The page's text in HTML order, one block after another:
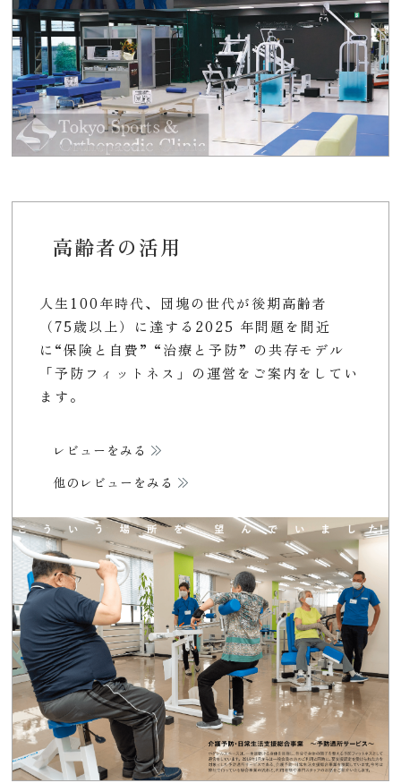
高齢者の活用
人生100年時代、団塊の世代が後期高齢者
（75歳以上）に達する2025 年問題を間近
に“保険と自費” “治療と予防” の共存モデル
「予防フィットネス」の運営をご案内をしてい
ます。
レビューをみる
他のレビューをみる